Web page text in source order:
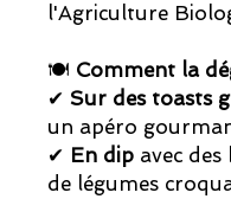
l'Agriculture
🍽 Comment la
✔ Sur des toasts
un apéro
✔ En dip avec
de légumes